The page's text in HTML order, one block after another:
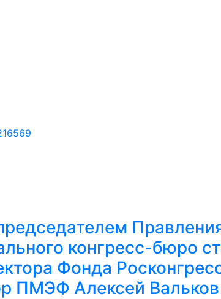
конгресс-бюро
Фонда
ПМЭФ Алексей Вальков